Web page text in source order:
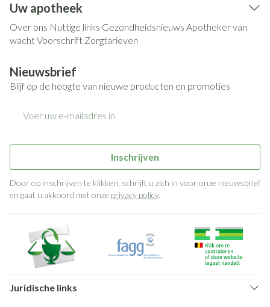
Uw apotheek
Over ons Nuttige links Gezondheidsnieuws Apotheker van
wachtVoorschrift Zorgtarieven
Nieuwsbrief
Blijf op de hoogte van nieuwe producten en promoties
Inschrijven
Door op inschrijven te klikken, schrijft u zich in voor onze nieuwsbrief
en gaat u akkoord met onze privacy policy.
Juridische links